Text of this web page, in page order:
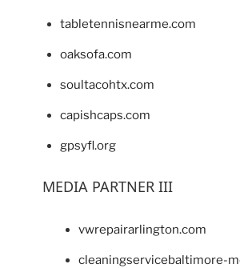
tabletennisnearme.com
oaksofa.com
soultacohtx.com
capishcaps.com
gpsyfl.org
MEDIA PARTNER III
vwrepairarlington.com
cleaningservicebaltimore-